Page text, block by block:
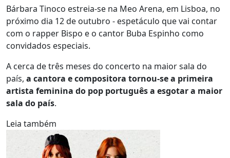
Bárbara Tinoco estreia-se na Meo Arena, em Lisboa, no
próximo dia 12 de outubro - espetáculo que vai contar
com o rapper Bispo e o cantor Buba Espinho como
convidados especiais.
A cerca de três meses do concerto na maior sala do
país, a cantora e compositora tornou-se a primeira
artista feminina do pop português a esgotar a maior
sala do país.
Leia também